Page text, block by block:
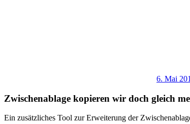
6. Mai
Zwischenablage kopieren wir doch gleich
Ein zusätzliches Tool zur Erweiterung der